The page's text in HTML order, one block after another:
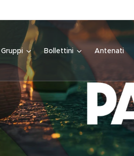
Gruppi Bollettini Antenati